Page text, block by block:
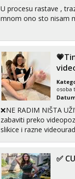
Tel:064/
Čekam tvoj
Tel: 064/
tel:0,93€ -
Anđela
Čekam tvoj
Tel:064/
tel:0,93€ -
U procesu rastave ,
mnom ono sto nisam
osoba
❌NE RADIM NIŠTA UŽIVO❌ Možemo
zabaviti preko
slikice i razne
✅